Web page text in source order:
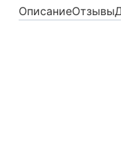
ОписаниеОтзывы